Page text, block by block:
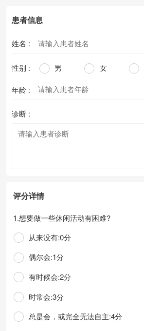
患者信息
姓名 :
性别 : 男 女
年龄 :
诊断 :
评分详情
1.想要做一些休闲活动有困难?
从来没有:0分
偶尔会:1分
有时候会:2分
时常会:3分
总是会，或完全无法自主:4分